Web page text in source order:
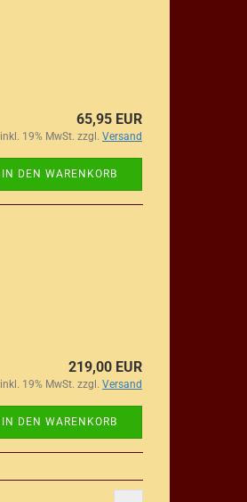
65,95 EUR
inkl. 19% MwSt. zzgl. Versand
IN DEN WARENKORB
219,00 EUR
inkl. 19% MwSt. zzgl. Versand
IN DEN WARENKORB